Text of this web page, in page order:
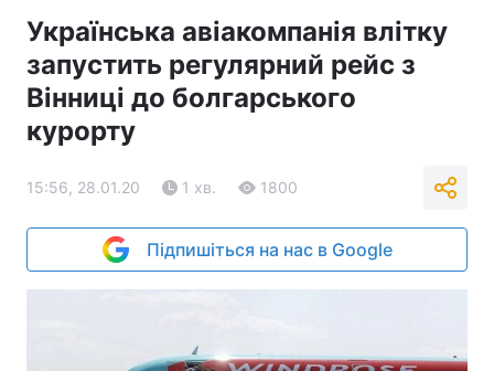
Українська авіакомпанія влітку
запустить регулярний рейс з
Вінниці до болгарського
курорту
15:56, 28.01.20 1 хв. 1800
Підпишіться на нас в Google